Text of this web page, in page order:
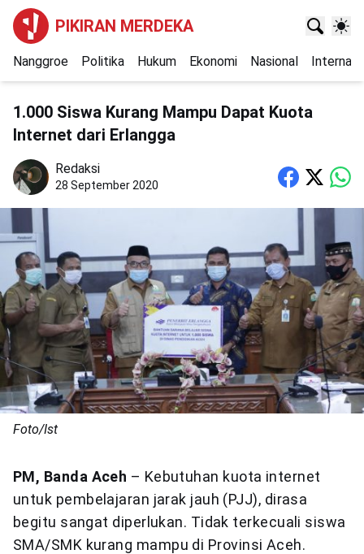
PIKIRAN MERDEKA
Nanggroe Politika Hukum Ekonomi Nasional
1.000 Siswa Kurang Mampu Dapat Kuota
Internet dari Erlangga
Redaksi
28 September 2020
Foto/Ist
PM, Banda Aceh – Kebutuhan kuota internet
untuk pembelajaran jarak jauh (PJJ), dirasa
begitu sangat diperlukan. Tidak terkecuali siswa
SMA/SMK kurang mampu di Provinsi Aceh.